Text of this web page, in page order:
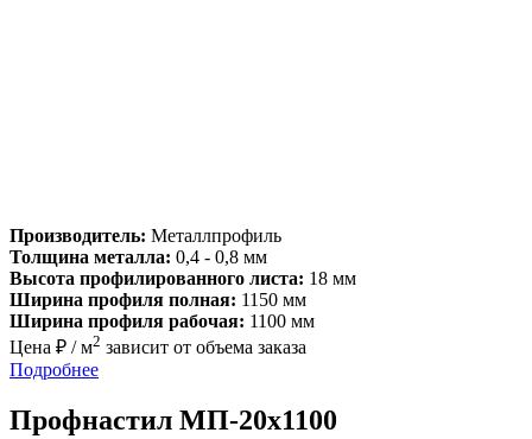
Производитель: Металлпрофиль
Толщина металла: 0,4 - 0,8 мм
Высота профилированного листа: 18 мм
Ширина профиля полная: 1150 мм
Ширина профиля рабочая: 1100 мм
Цена ₽ / м2 зависит от объема заказа
Подробнее
Профнастил МП-20х1100